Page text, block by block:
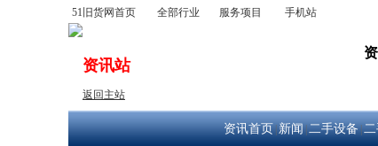
51旧货网首页 全部行业 服务项目 手机站
资讯站
返回主站
资讯首页| 新闻| 二手设备|